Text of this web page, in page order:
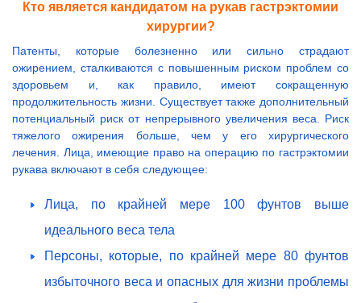
Кто является кандидатом на рукав гастрэктомии
хирургии?
Патенты, которые болезненно или сильно страдают
ожирением, сталкиваются с повышенным риском проблем со
здоровьем и, как правило, имеют сокращенную
продолжительность жизни. Существует также дополнительный
потенциальный риск от непрерывного увеличения веса. Риск
тяжелого ожирения больше, чем у его хирургического
лечения. Лица, имеющие право на операцию по гастрэктомии
рукава включают в себя следующее:
Лица, по крайней мере 100 фунтов выше
идеального веса тела
Персоны, которые, по крайней мере 80 фунтов
избыточного веса и опасных для жизни проблемы